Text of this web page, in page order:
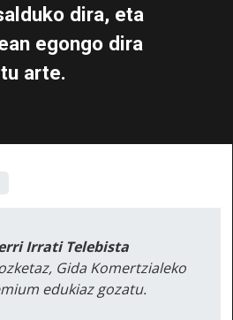
dira, eta
egongo dira
arte.
Irrati Telebista
Gida Komertzialeko
edukiaz gozatu.